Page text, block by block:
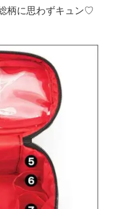
柄に思わずキュン♡